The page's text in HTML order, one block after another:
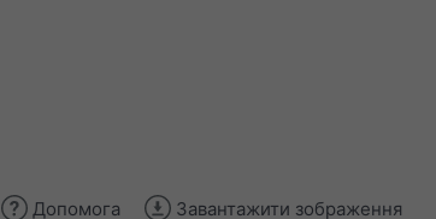
Допомога Завантажити зображення